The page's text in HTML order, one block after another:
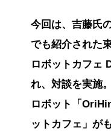
今回は、吉藤氏
でも紹介された
ロボットカフェ
れ、対談を実施
ロボット「
ットカフェ」が